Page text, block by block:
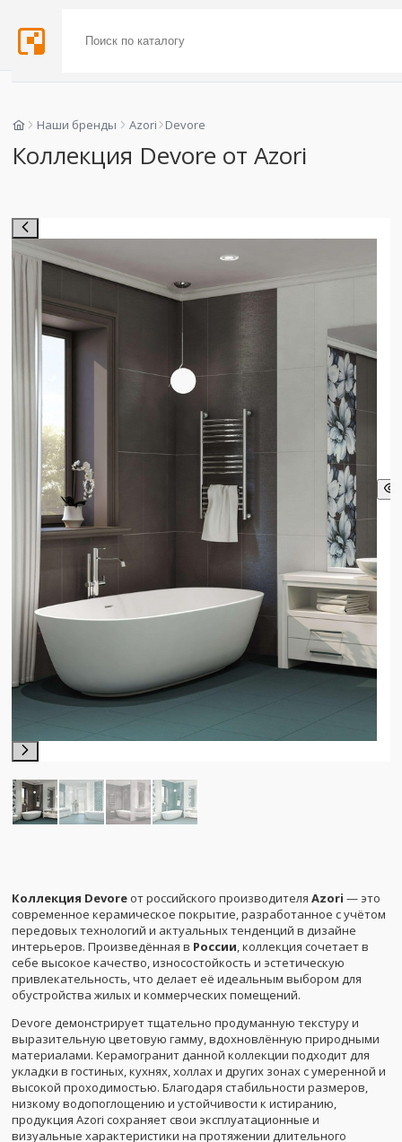
Наши бренды Azori Devore
Коллекция Devore от Azori
Коллекция Devore от российского производителя Azori — это
современное керамическое покрытие, разработанное с учётом
передовых технологий и актуальных тенденций в дизайне
интерьеров. Произведённая в России , коллекция сочетает в
себе высокое качество, износостойкость и эстетическую
привлекательность, что делает её идеальным выбором для
обустройства жилых и коммерческих помещений.
Devore демонстрирует тщательно продуманную текстуру и
выразительную цветовую гамму, вдохновлённую природными
материалами. Керамогранит данной коллекции подходит для
укладки в гостиных, кухнях, холлах и других зонах с умеренной и
высокой проходимостью. Благодаря стабильности размеров,
низкому водопоглощению и устойчивости к истиранию,
продукция Azori сохраняет свои эксплуатационные и
визуальные характеристики на протяжении длительного